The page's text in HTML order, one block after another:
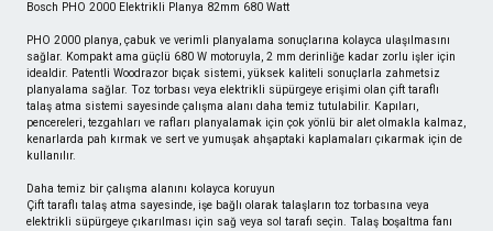
Bosch PHO 2000 Elektrikli Planya 82mm 680 Watt
PHO 2000 planya, çabuk ve verimli planyalama sonuçlarına kolayca ulaşılmasını
sağlar. Kompakt ama güçlü 680 W motoruyla, 2 mm derinliğe kadar zorlu işler için
idealdir. Patentli Woodrazor bıçak sistemi, yüksek kaliteli sonuçlarla zahmetsiz
planyalama sağlar. Toz torbası veya elektrikli süpürgeye erişimi olan çift taraflı
talaş atma sistemi sayesinde çalışma alanı daha temiz tutulabilir. Kapıları,
pencereleri, tezgahları ve rafları planyalamak için çok yönlü bir alet olmakla kalmaz,
kenarlarda pah kırmak ve sert ve yumuşak ahşaptaki kaplamaları çıkarmak için de
kullanılır.
Daha temiz bir çalışma alanını kolayca koruyun
Çift taraflı talaş atma sayesinde, işe bağlı olarak talaşların toz torbasına veya
elektrikli süpürgeye çıkarılması için sağ veya sol tarafı seçin. Talaş boşaltma fanı